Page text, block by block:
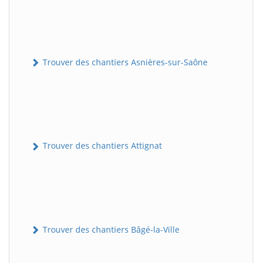
Trouver des chantiers Asnières-sur-Saône
Trouver des chantiers Attignat
Trouver des chantiers Bâgé-la-Ville